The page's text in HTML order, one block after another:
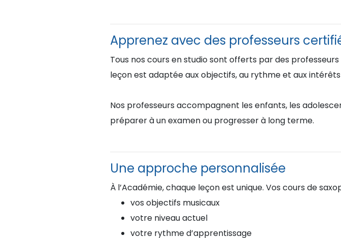
Apprenez avec des professeurs
Tous nos cours en studio sont offerts par des
leçon est adaptée aux objectifs, au rythme et aux intérêts
Nos professeurs accompagnent les enfants, les
préparer à un examen ou progresser à long terme.
Une approche personnalisée
À l’Académie, chaque leçon est unique. Vos cours de
vos objectifs musicaux
votre niveau actuel
votre rythme d’apprentissage